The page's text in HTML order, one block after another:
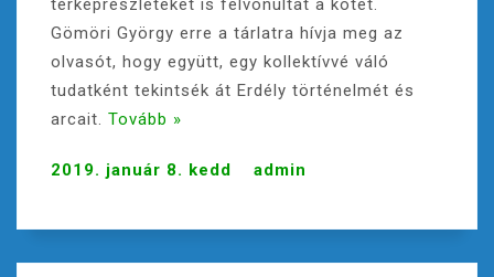
térképrészleteket is felvonultat a kötet.
Gömöri György erre a tárlatra hívja meg az
olvasót, hogy együtt, egy kollektívvé váló
tudatként tekintsék át Erdély történelmét és
arcait. Tovább »
2019. január 8. kedd admin